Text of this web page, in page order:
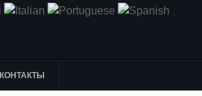
КОНТАКТЫ